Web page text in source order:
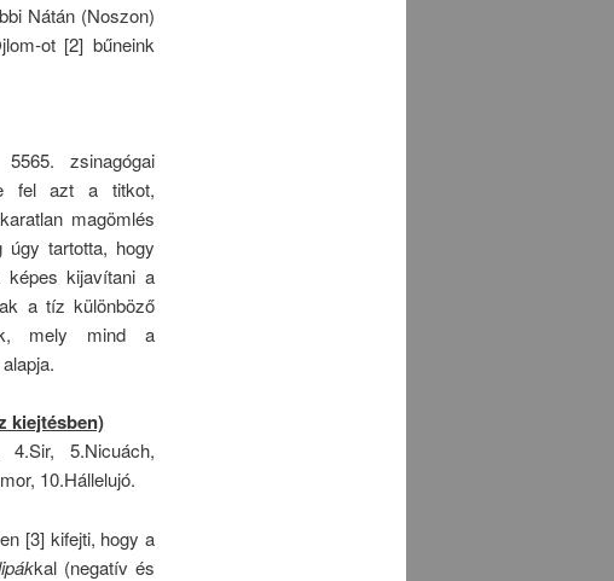
Nátán (Noszon)
ot [2] bűneink
zsinagógai
fel azt a titkot,
magömlés
úgy tartotta, hogy
képes kijavítani a
a tíz különböző
mely mind a
kiejtésben)
5.Nicuách,
10.Hállelujó.
[3] kifejti, hogy a
kal (negatív és